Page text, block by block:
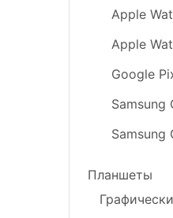
Apple
Apple
Google
Samsung
Samsung
Планшеты